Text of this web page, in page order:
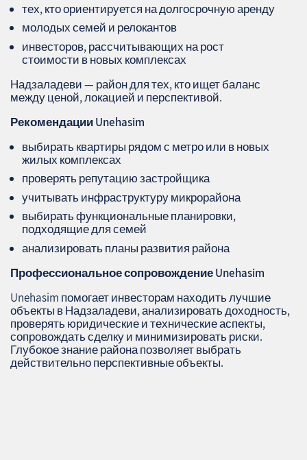
тех, кто ориентируется на долгосрочную аренду
молодых семей и релокантов
инвесторов, рассчитывающих на рост
стоимости в новых комплексах
Надзаладеви — район для тех, кто ищет баланс
между ценой, локацией и перспективой.
Рекомендации Unehasim
выбирать квартиры рядом с метро или в новых
жилых комплексах
проверять репутацию застройщика
учитывать инфраструктуру микрорайона
выбирать функциональные планировки,
подходящие для семей
анализировать планы развития района
Профессиональное сопровождение Unehasim
Unehasim помогает инвесторам находить лучшие
объекты в Надзаладеви, анализировать доходность,
проверять юридические и технические аспекты,
сопровождать сделку и минимизировать риски.
Глубокое знание района позволяет выбрать
действительно перспективные объекты.